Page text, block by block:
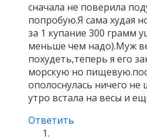
сначала не поверила
попробую.Я сама худая
за 1 купание 300 грамм
меньше чем надо).Муж
похудеть,теперь я его
морскую но
ополоснулась ничего
утро встала на весы и
Ответить